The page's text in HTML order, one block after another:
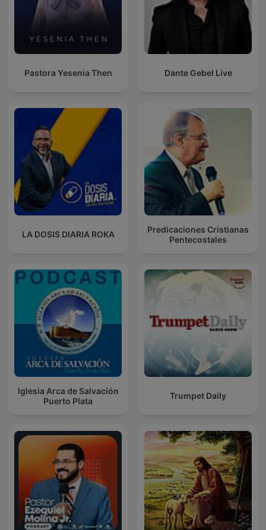
Pastora Yesenia Then Dante Gebel Live
LA DOSIS DIARIA ROKA
Predicaciones Cristianas
Pentecostales
Iglesia Arca de Salvación
Puerto Plata
Trumpet Daily